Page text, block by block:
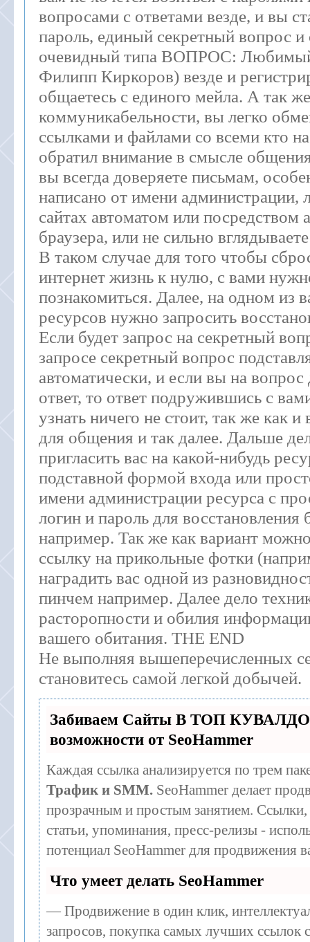
вопросами с ответами везде, и вы
пароль, единый секретный вопрос и
очевидный типа ВОПРОС:
Филипп Киркоров) везде и
общаетесь с единого мейла. А так
коммуникабельности, вы легко
ссылками и файлами со всеми кто на
обратил внимание в смысле
вы всегда доверяете письмам,
написано от имени администрации,
сайтах автоматом или посредством
браузера, или не сильно
В таком случае для того чтобы
интернет жизнь к нулю, с вами
познакомиться. Далее, на одном из
ресурсов нужно запросить
Если будет запрос на секретный
запросе секретный вопрос
автоматически, и если вы на
ответ, то ответ подружившись с
узнать ничего не стоит, так же как
для общения и так далее. Дальше
пригласить вас на какой-нибудь
подставной формой входа или
имени администрации ресурса с
логин и пароль для восстановления
например. Так же как вариант
ссылку на прикольные фотки
наградить вас одной из
пинчем например. Далее дело
расторопности и обилия
вашего обитания. THE END
Не выполняя вышеперечисленных
становитесь самой легкой добычей.
Забиваем Сайты В ТОП
возможности от SeoHammer
Каждая ссылка анализируется по трем
Трафик и SMM. SeoHammer делает
прозрачным и простым занятием.
статьи, упоминания, пресс-релизы -
потенциал SeoHammer для продвижения
Что умеет делать SeoHammer
— Продвижение в один клик,
запросов, покупка самых лучших ссылок